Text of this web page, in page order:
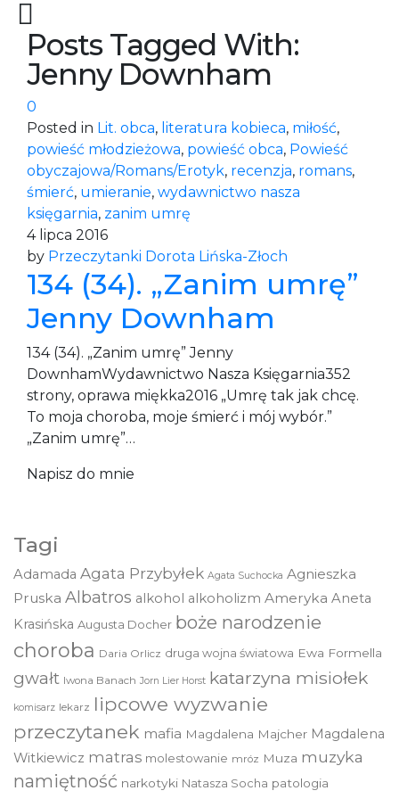
Posts Tagged With:
Jenny Downham
0
Posted in Lit. obca, literatura kobieca, miłość,
powieść młodzieżowa, powieść obca, Powieść
obyczajowa/Romans/Erotyk, recenzja, romans,
śmierć, umieranie, wydawnictwo nasza
księgarnia, zanim umrę
4 lipca 2016
by Przeczytanki Dorota Lińska-Złoch
134 (34). „Zanim umrę”
Jenny Downham
134 (34). „Zanim umrę” Jenny
DownhamWydawnictwo Nasza Księgarnia352
strony, oprawa miękka2016 „Umrę tak jak chcę.
To moja choroba, moje śmierć i mój wybór.”
„Zanim umrę”…
Napisz do mnie
Tagi
Adamada Agata Przybyłek Agata Suchocka Agnieszka
Pruska Albatros alkohol alkoholizm Ameryka Aneta
Krasińska Augusta Docher boże narodzenie
choroba Daria Orlicz druga wojna światowa Ewa Formella
gwałt Iwona Banach Jorn Lier Horst katarzyna misiołek
komisarz lekarz lipcowe wyzwanie
przeczytanek mafia Magdalena Majcher Magdalena
Witkiewicz matras molestowanie mróz Muza muzyka
namiętność narkotyki Natasza Socha patologia